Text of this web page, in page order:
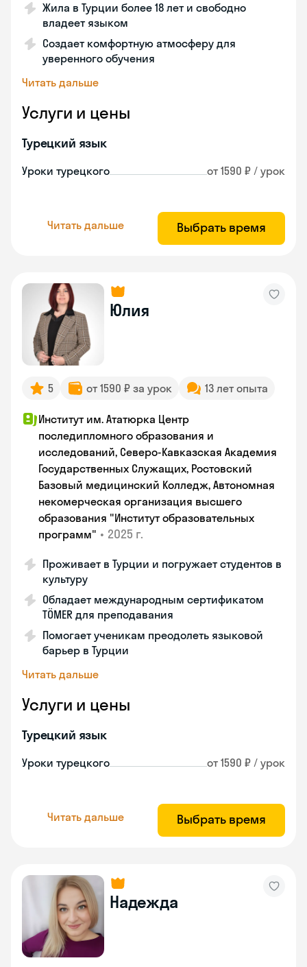
Жила в Турции более 18 лет и свободно
владеет языком
Создает комфортную атмосферу для
уверенного обучения
Читать дальше
Услуги и цены
Турецкий язык
Уроки турецкого от 1590 ₽ / урок
Читать дальше Выбрать время
Юлия
5 от 1590 ₽ за урок 13 лет опыта
Институт им. Ататюрка Центр
последипломного образования и
исследований, Северо-Кавказская Академия
Государственных Служащих, Ростовский
Базовый медицинский Колледж, Автономная
некомерческая организация высшего
образования "Институт образовательных
программ" • 2025 г.
Проживает в Турции и погружает студентов в
культуру
Обладает международным сертификатом
TÖMER для преподавания
Помогает ученикам преодолеть языковой
барьер в Турции
Читать дальше
Услуги и цены
Турецкий язык
Уроки турецкого от 1590 ₽ / урок
Читать дальше Выбрать время
Надежда